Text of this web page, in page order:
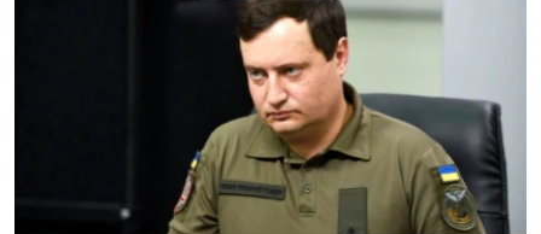
СВІДЧЕННЯ ОКУПАЦІЇ
УКРАЇНСЬКА ПРОБЛЕМА КРИМУ
ЯК ОБІЙТИ БЛОКУВАННЯ